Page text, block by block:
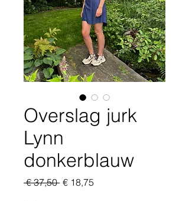
Overslag jurk
Lynn
donkerblauw
€ 37,50 Normale
€ 18,75